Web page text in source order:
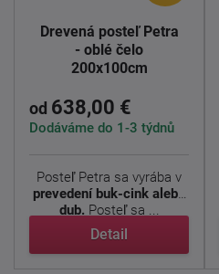
Drevená posteľ Petra
- oblé čelo
200x100cm
od 638,00 €
Dodáváme do 1-3 týdnů
Posteľ Petra sa vyrába v
prevedení buk-cink alebo
dub. Posteľ sa ...
Detail